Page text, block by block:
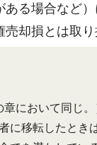
る場合など
却損とは取り
において同じ
に移転したとき